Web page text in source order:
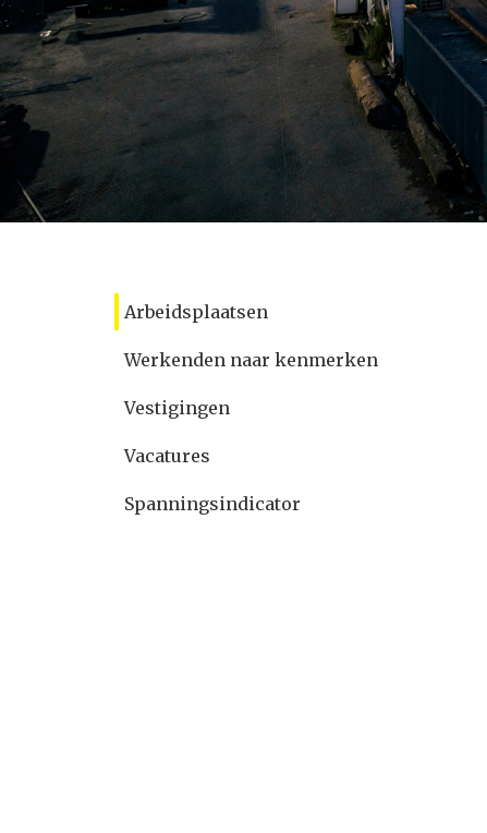
Arbeidsplaatsen
Werkenden naar kenmerken
Vestigingen
Vacatures
Spanningsindicator